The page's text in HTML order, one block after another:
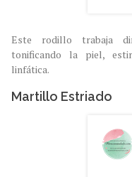
Este rodillo trabaja
tonificando la piel,
linfática.
Martillo Estriado